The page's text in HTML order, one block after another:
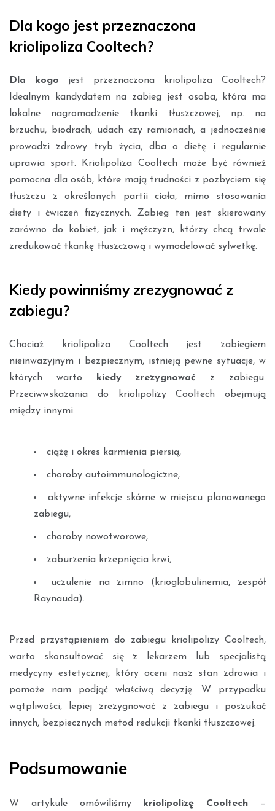
Dla kogo jest przeznaczona
kriolipoliza Cooltech?
Dla kogo jest przeznaczona kriolipoliza Cooltech?
Idealnym kandydatem na zabieg jest osoba, która ma
lokalne nagromadzenie tkanki tłuszczowej, np. na
brzuchu, biodrach, udach czy ramionach, a jednocześnie
prowadzi zdrowy tryb życia, dba o dietę i regularnie
uprawia sport. Kriolipoliza Cooltech może być również
pomocna dla osób, które mają trudności z pozbyciem się
tłuszczu z określonych partii ciała, mimo stosowania
diety i ćwiczeń fizycznych. Zabieg ten jest skierowany
zarówno do kobiet, jak i mężczyzn, którzy chcą trwale
zredukować tkankę tłuszczową i wymodelować sylwetkę.
Kiedy powinniśmy zrezygnować z
zabiegu?
Chociaż kriolipoliza Cooltech jest zabiegiem
nieinwazyjnym i bezpiecznym, istnieją pewne sytuacje, w
których warto kiedy zrezygnować z zabiegu.
Przeciwwskazania do kriolipolizy Cooltech obejmują
między innymi:
ciążę i okres karmienia piersią,
choroby autoimmunologiczne,
aktywne infekcje skórne w miejscu planowanego
zabiegu,
choroby nowotworowe,
zaburzenia krzepnięcia krwi,
uczulenie na zimno (krioglobulinemia, zespół
Raynauda).
Przed przystąpieniem do zabiegu kriolipolizy Cooltech,
warto skonsultować się z lekarzem lub specjalistą
medycyny estetycznej, który oceni nasz stan zdrowia i
pomoże nam podjąć właściwą decyzję. W przypadku
wątpliwości, lepiej zrezygnować z zabiegu i poszukać
innych, bezpiecznych metod redukcji tkanki tłuszczowej.
Podsumowanie
W artykule omówiliśmy kriolipolizę Cooltech –